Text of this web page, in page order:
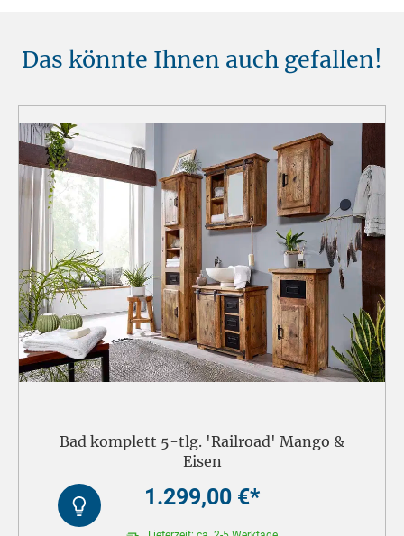
Das könnte Ihnen auch gefallen!
Bad komplett 5-tlg. 'Railroad' Mango &
Eisen
1.299,00 €*
Kontrast